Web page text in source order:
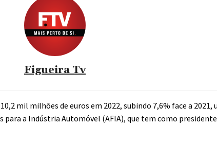
Figueira Tv
mil milhões de euros em 2022, subindo 7,6% face a
para a Indústria Automóvel (AFIA), que tem como